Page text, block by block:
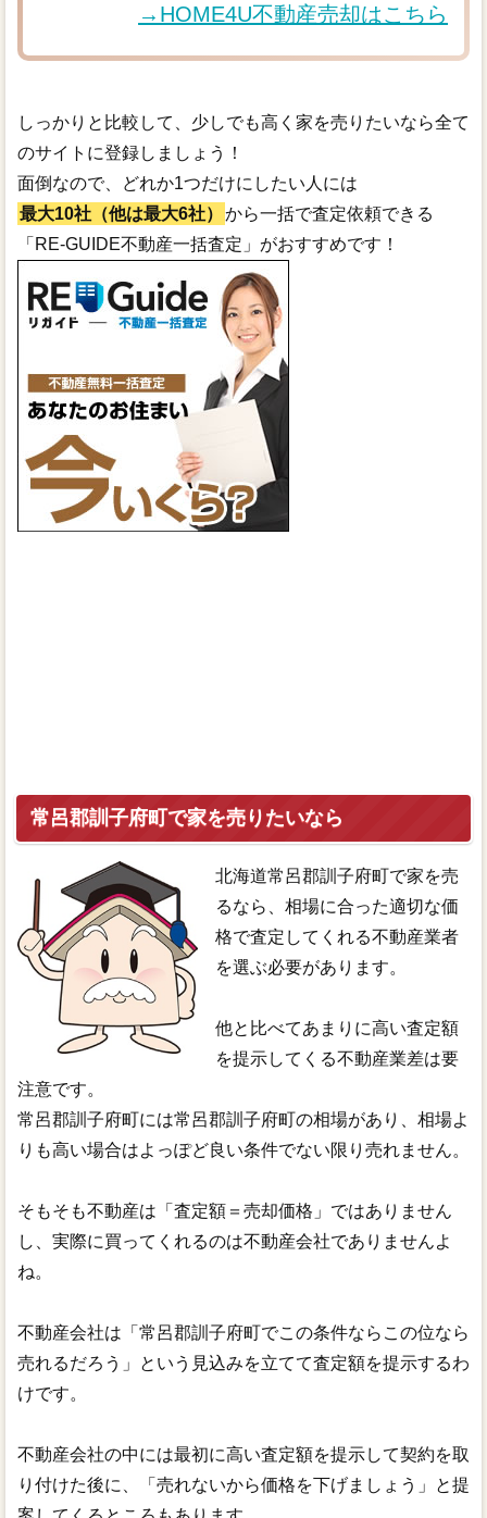
→HOME4U不動産売却はこちら
しっかりと比較して、少しでも高く家を売りたいなら全て
のサイトに登録しましょう！
面倒なので、どれか1つだけにしたい人には
最大10社（他は最大6社）
から一括で査定依頼できる
「RE-GUIDE不動産一括査定」がおすすめです！
常呂郡訓子府町で家を売りたいなら
北海道常呂郡訓子府町で家を売
るなら、相場に合った適切な価
格で査定してくれる不動産業者
を選ぶ必要があります。
他と比べてあまりに高い査定額
を提示してくる不動産業差は要
注意です。
常呂郡訓子府町には常呂郡訓子府町の相場があり、相場よ
りも高い場合はよっぽど良い条件でない限り売れません。
そもそも不動産は「査定額＝売却価格」ではありません
し、実際に買ってくれるのは不動産会社でありませんよ
ね。
不動産会社は「常呂郡訓子府町でこの条件ならこの位なら
売れるだろう」という見込みを立てて査定額を提示するわ
けです。
不動産会社の中には最初に高い査定額を提示して契約を取
り付けた後に、「売れないから価格を下げましょう」と提